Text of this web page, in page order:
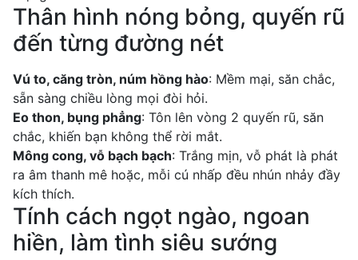
Thân hình nóng bỏng, quyến rũ
đến từng đường nét
Vú to, căng tròn, núm hồng hào: Mềm mại, săn chắc,
sẵn sàng chiều lòng mọi đòi hỏi.
Eo thon, bụng phẳng: Tôn lên vòng 2 quyến rũ, săn
chắc, khiến bạn không thể rời mắt.
Mông cong, vỗ bạch bạch: Trắng mịn, vỗ phát là phát
ra âm thanh mê hoặc, mỗi cú nhấp đều nhún nhảy đầy
kích thích.
Tính cách ngọt ngào, ngoan
hiền, làm tình siêu sướng